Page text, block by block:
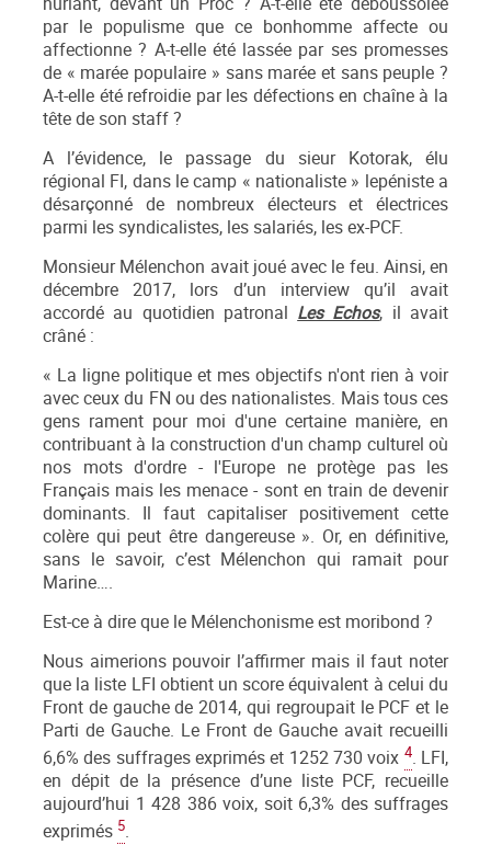
par le populisme que ce bonhomme affecte ou
affectionne ? A-t-elle été lassée par ses promesses
de « marée populaire » sans marée et sans peuple ?
A-t-elle été refroidie par les défections en chaîne à la
tête de son staff ?
A l’évidence, le passage du sieur Kotorak, élu
régional FI, dans le camp « nationaliste » lepéniste a
désarçonné de nombreux électeurs et électrices
parmi les syndicalistes, les salariés, les ex-PCF.
Monsieur Mélenchon avait joué avec le feu. Ainsi, en
décembre 2017, lors d’un interview qu’il avait
accordé au quotidien patronal Les Echos, il avait
crâné :
« La ligne politique et mes objectifs n'ont rien à voir
avec ceux du FN ou des nationalistes. Mais tous ces
gens rament pour moi d'une certaine manière, en
contribuant à la construction d'un champ culturel où
nos mots d'ordre - l'Europe ne protège pas les
Français mais les menace - sont en train de devenir
dominants. Il faut capitaliser positivement cette
colère qui peut être dangereuse ». Or, en définitive,
sans le savoir, c’est Mélenchon qui ramait pour
Marine….
Est-ce à dire que le Mélenchonisme est moribond ?
Nous aimerions pouvoir l’affirmer mais il faut noter
que la liste LFI obtient un score équivalent à celui du
Front de gauche de 2014, qui regroupait le PCF et le
Parti de Gauche. Le Front de Gauche avait recueilli
6,6% des suffrages exprimés et 1252 730 voix 4. LFI,
en dépit de la présence d’une liste PCF, recueille
aujourd’hui 1 428 386 voix, soit 6,3% des suffrages
exprimés 5.